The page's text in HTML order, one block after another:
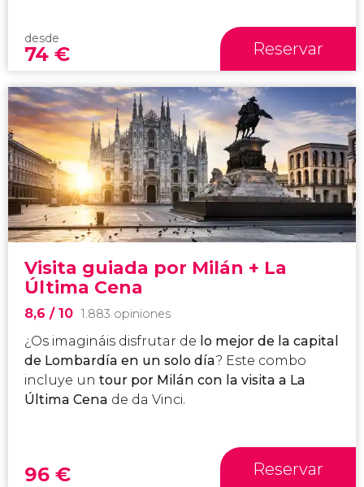
desde
74 € Reservar
Visita guiada por Milán + La
Última Cena
8,6 / 10 1.883 opiniones
¿Os imagináis disfrutar de lo mejor de la capital
de Lombardía en un solo día? Este combo
incluye un tour por Milán con la visita a La
Última Cena de da Vinci.
96 € Reservar